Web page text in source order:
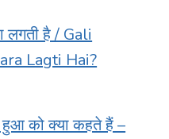
लगती है / Gali
Lagti Hai?
हुआ को क्या कहते हैं –